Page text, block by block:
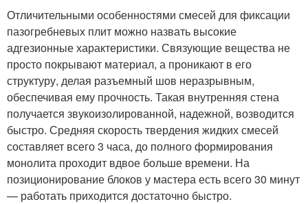
Отличительными особенностями смесей для фиксации
пазогребневых плит можно назвать высокие
адгезионные характеристики. Связующие вещества не
просто покрывают материал, а проникают в его
структуру, делая разъемный шов неразрывным,
обеспечивая ему прочность. Такая внутренняя стена
получается звукоизолированной, надежной, возводится
быстро. Средняя скорость твердения жидких смесей
составляет всего 3 часа, до полного формирования
монолита проходит вдвое больше времени. На
позиционирование блоков у мастера есть всего 30 минут
— работать приходится достаточно быстро.